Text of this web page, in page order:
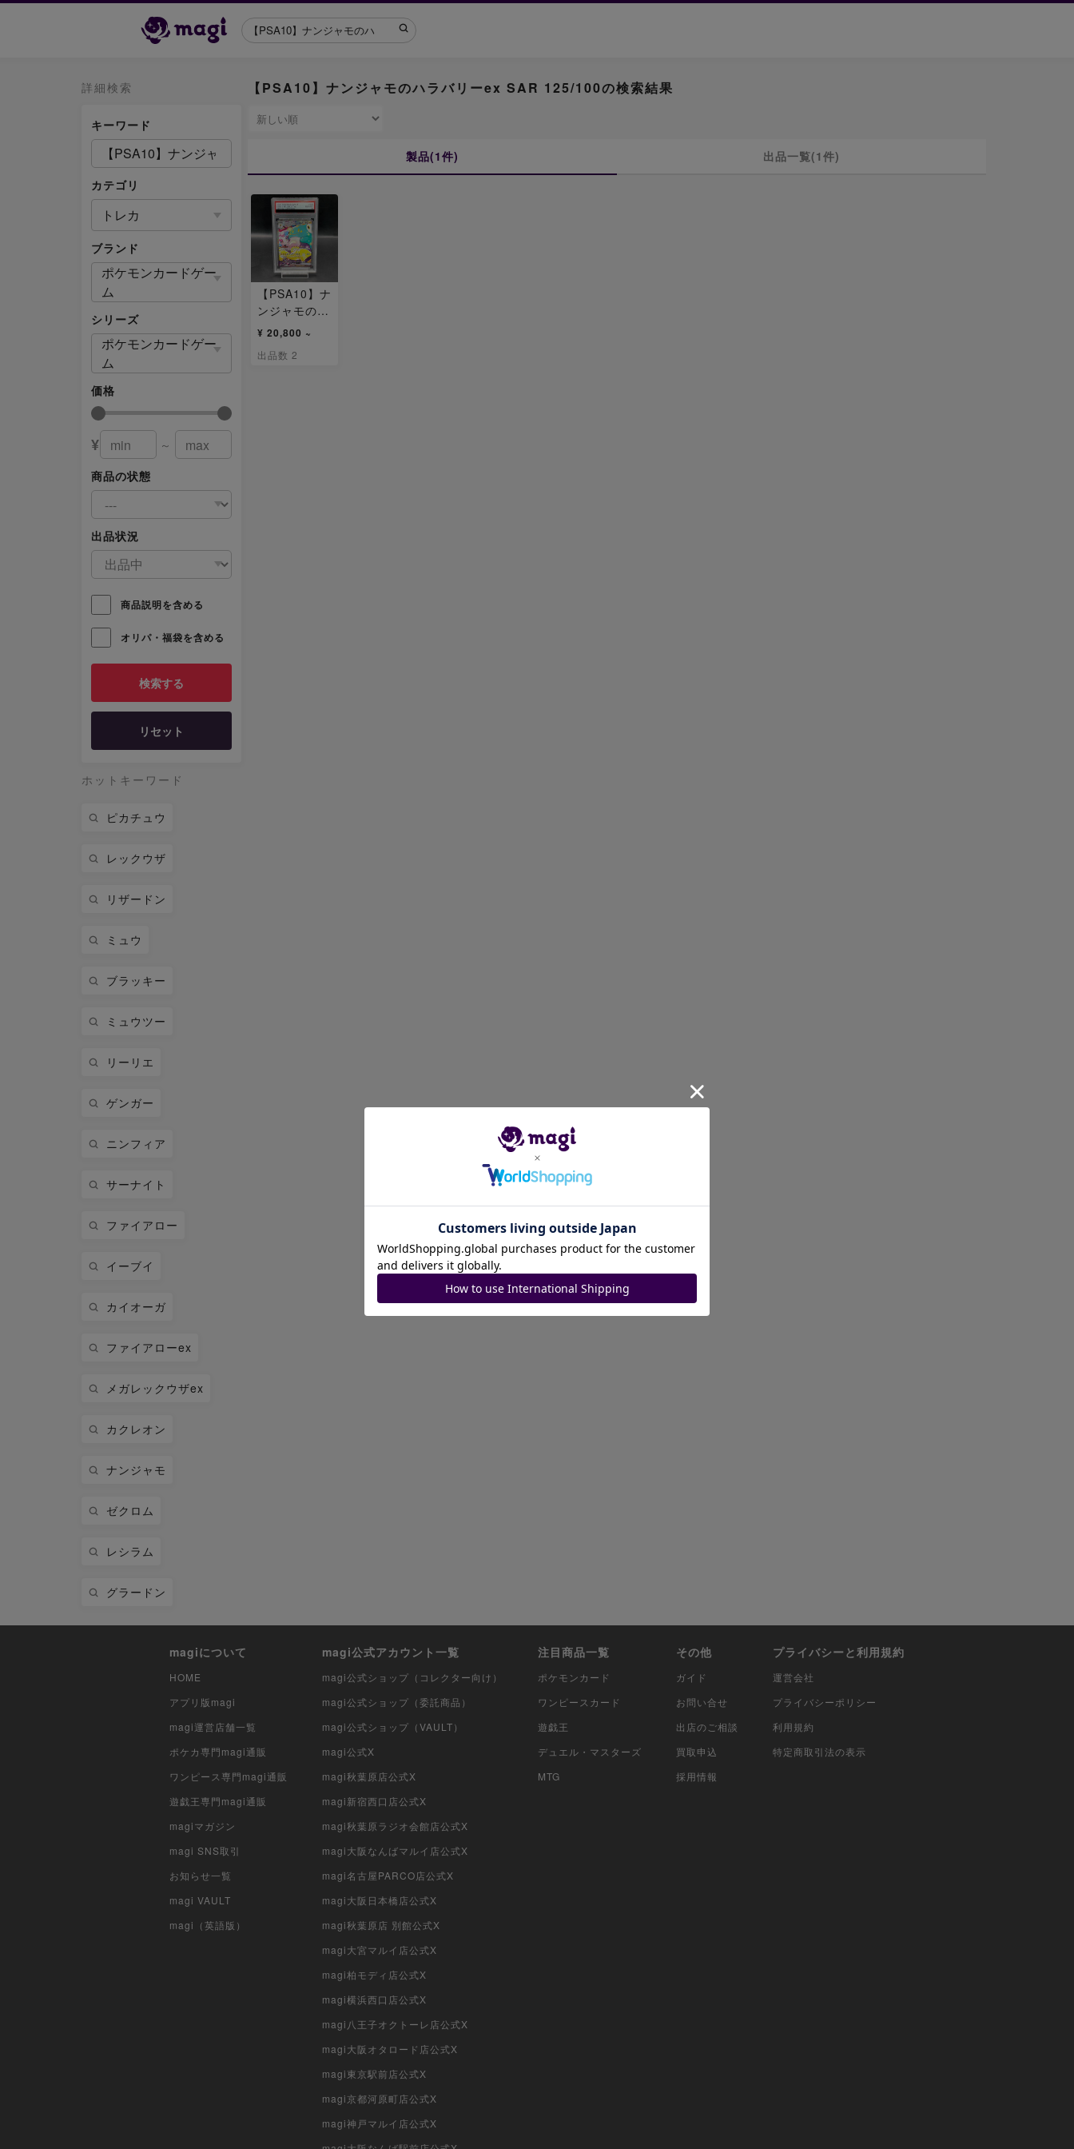
詳細検索
キーワード
カテゴリ
トレカ
ブランド
ポケモンカードゲー
ム
シリーズ
ポケモンカードゲー
ム
価格
¥
～
商品の状態
出品状況
商品説明を含める
オリパ・福袋を含める
リセット
ホットキーワード
ピカチュウ
レックウザ
リザードン
ミュウ
ブラッキー
ミュウツー
リーリエ
ゲンガー
ニンフィア
サーナイト
ファイアロー
イーブイ
カイオーガ
ファイアローex
メガレックウザex
カクレオン
ナンジャモ
ゼクロム
レシラム
グラードン
【PSA10】ナンジャモのハラバリーex SAR 125/100の検索結果
製品(1件) 出品一覧(1件)
【PSA10】ナ
ンジャモのハ
ラバリーex S
AR 125/100
¥ 20,800 ~
出品数 2
magiについて
HOME
アプリ版magi
magi運営店舗一覧
ポケカ専門magi通販
ワンピース専門magi通販
遊戯王専門magi通販
magiマガジン
magi SNS取引
お知らせ一覧
magi VAULT
magi（英語版）
magi公式アカウント一覧
magi公式ショップ（コレクター向け）
magi公式ショップ（委託商品）
magi公式ショップ（VAULT）
magi公式X
magi秋葉原店公式X
magi新宿西口店公式X
magi秋葉原ラジオ会館店公式X
magi大阪なんばマルイ店公式X
magi名古屋PARCO店公式X
magi大阪日本橋店公式X
magi秋葉原店 別館公式X
magi大宮マルイ店公式X
magi柏モディ店公式X
magi横浜西口店公式X
magi八王子オクトーレ店公式X
magi大阪オタロード店公式X
magi東京駅前店公式X
magi京都河原町店公式X
magi神戸マルイ店公式X
注目商品一覧
ポケモンカード
ワンピースカード
遊戯王
デュエル・マスターズ
MTG
その他
ガイド
お問い合せ
出店のご相談
買取申込
採用情報
プライバシーと利用規約
運営会社
プライバシーポリシー
利用規約
特定商取引法の表示